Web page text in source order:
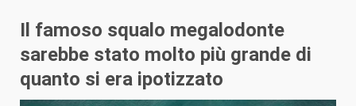
Il famoso squalo megalodonte
sarebbe stato molto più grande di
quanto si era ipotizzato